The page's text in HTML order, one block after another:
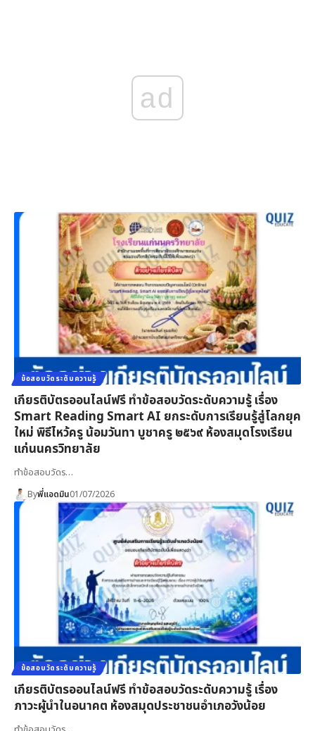
ad
ข้อสอบวัดระดับความรู้
เกียรติบัตรออนไลน์ฟรี ทำข้อสอบวัดระดับความรู้ เรื่อง
Smart Reading Smart AI ยกระดับการเรียนรู้สู่โลกยุค
ใหม่ พิธีไหว้ครู น้อมวันทา บูชาครู ๒๕๖๙ ห้องสมุดโรงเรียน
แก่นนครวิทยาลัย
ทำข้อสอบวัดร…
Byพี่แอดมิน01/07/2026
ข้อสอบวัดระดับความรู้
เกียรติบัตรออนไลน์ฟรี ทำข้อสอบวัดระดับความรู้ เรื่อง
ภาวะผู้นำในอนาคต ห้องสมุดประชาชนอำเภอวังน้อย